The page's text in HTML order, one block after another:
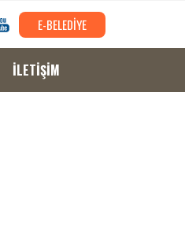
E-BELEDİYE
İLETİŞİM